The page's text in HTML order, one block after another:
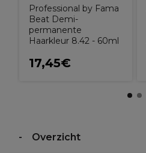
Professional by Fama
Beat Demi-
permanente
Haarkleur 8.42 - 60ml
17,45€
Overzicht